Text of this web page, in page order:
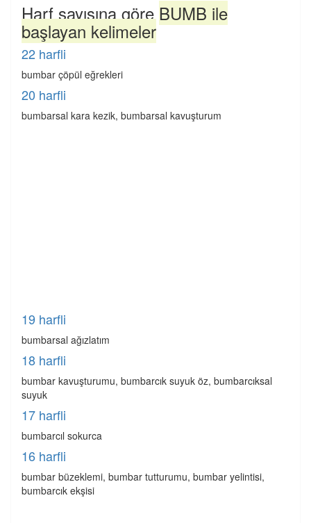
Harf sayısına göreBUMB ile
başlayan kelimeler
22 harfli
bumbar çöpül eğrekleri
20 harfli
bumbarsal kara kezik, bumbarsal kavuşturum
19 harfli
bumbarsal ağızlatım
18 harfli
bumbar kavuşturumu, bumbarcık suyuk öz, bumbarcıksal
suyuk
17 harfli
bumbarcıl sokurca
16 harfli
bumbar büzeklemi, bumbar tutturumu, bumbar yelintisi,
bumbarcık ekşisi